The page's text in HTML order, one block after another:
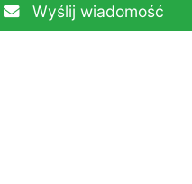
Wyślij wiadomość